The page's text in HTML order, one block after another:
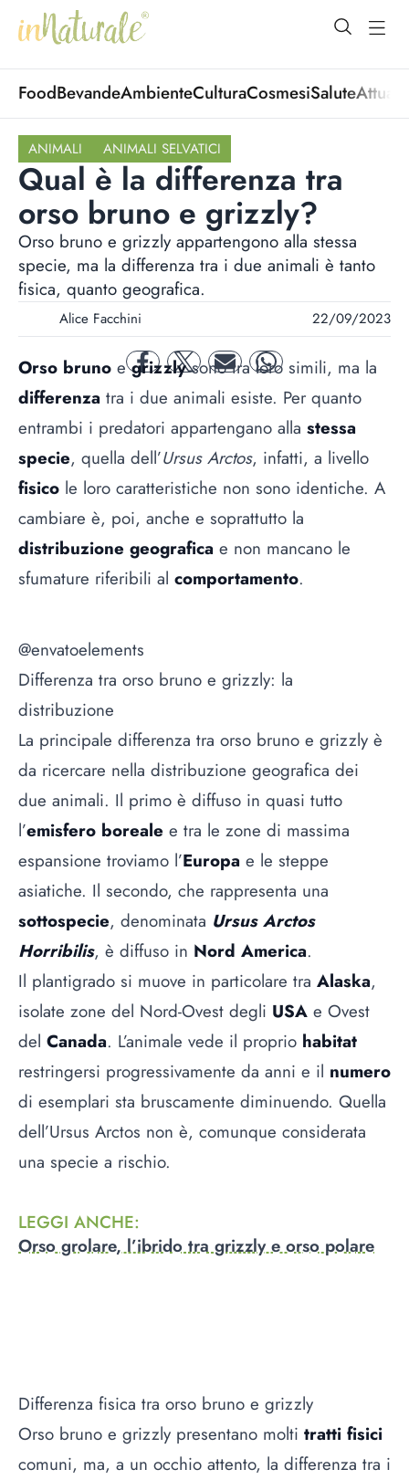
open
FoodBevandeAmbienteCulturaCosmesiSalute
ANIMALI ANIMALI SELVATICI
Qual è la differenza tra
orso bruno e grizzly?
Orso bruno e grizzly appartengono alla stessa
specie, ma la differenza tra i due animali è tanto
fisica, quanto geografica.
Alice Facchini 22/09/2023
facebooktwitter mail whatsapp
Orso bruno egrizzlysono tra loro simili, ma la
differenza tra i due animali esiste. Per quanto
entrambi i predatori appartengano alla stessa
specie, quella dell’Ursus Arctos, infatti, a livello
fisico le loro caratteristiche non sono identiche. A
cambiare è, poi, anche e soprattutto la
distribuzione geografica e non mancano le
sfumature riferibili al comportamento.
@envatoelements
Differenza tra orso bruno e grizzly: la
distribuzione
La principale differenza tra orso bruno e grizzly è
da ricercare nella distribuzione geografica dei
due animali. Il primo è diffuso in quasi tutto
l’emisfero boreale e tra le zone di massima
espansione troviamo l’Europa e le steppe
asiatiche. Il secondo, che rappresenta una
sottospecie, denominata Ursus Arctos
Horribilis, è diffuso in Nord America.
Il plantigrado si muove in particolare tra Alaska,
isolate zone del Nord-Ovest degli USA e Ovest
del Canada. L’animale vede il proprio habitat
restringersi progressivamente da anni e il numero
di esemplari sta bruscamente diminuendo. Quella
dell’Ursus Arctos non è, comunque considerata
una specie a rischio.
LEGGI ANCHE:
Orso grolare, l’ibrido tra grizzly e orso polare
Differenza fisica tra orso bruno e grizzly
Orso bruno e grizzly presentano molti tratti fisici
comuni, ma, a un occhio attento, la differenza tra i